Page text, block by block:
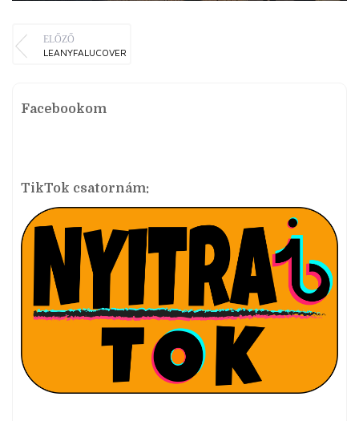
ELŐZŐ
LEANYFALUCOVER
Facebookom
TikTok csatornám: